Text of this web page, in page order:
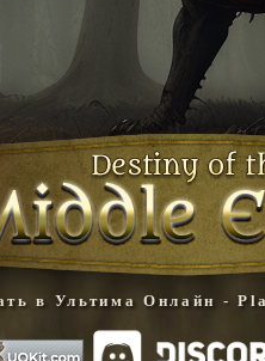
в Ультима Онлайн -